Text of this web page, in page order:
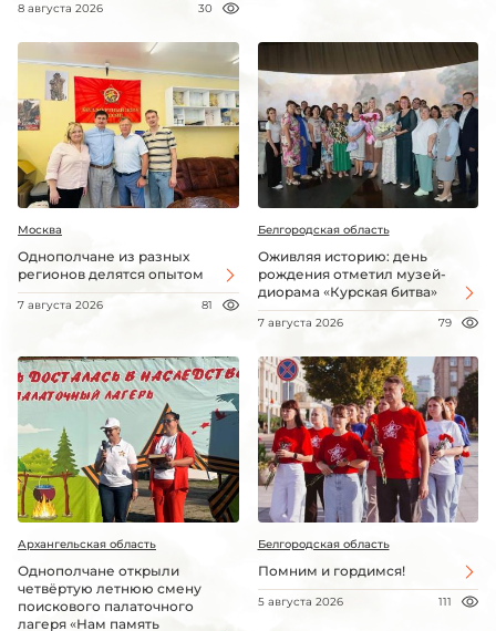
8 августа 2026 30
Москва
Однополчане из разных
регионов делятся опытом
7 августа 2026 81
Белгородская область
Оживляя историю: день
рождения отметил музей-
диорама «Курская битва»
7 августа 2026 79
Архангельская область
Однополчане открыли
четвёртую летнюю смену
поискового палаточного
лагеря «Нам память
Белгородская область
Помним и гордимся!
5 августа 2026 111